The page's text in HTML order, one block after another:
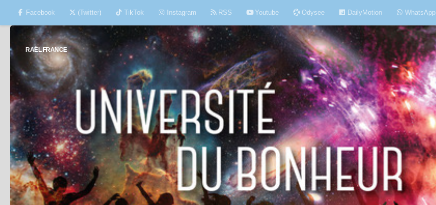
Skip to content
Facebook (Twitter) TikTok Instagram RSS Youtube Odysee DailyMotion WhatsApp
RAËL FRANCE